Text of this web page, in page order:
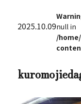
2025.10.09null in
/